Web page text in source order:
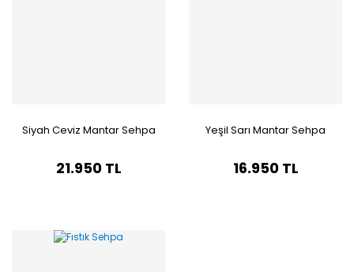
Siyah Ceviz Mantar Sehpa
21.950 TL
Yeşil Sarı Mantar Sehpa
16.950 TL